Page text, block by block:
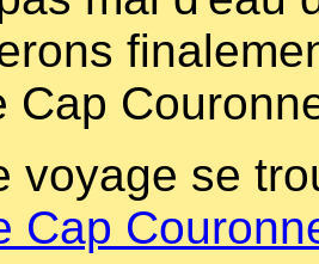
Cap
voyage se
Cap